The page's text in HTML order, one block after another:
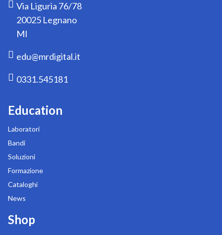
Via Liguria 76/78
20025 Legnano
MI
edu@mrdigital.it
0331.545181
Education
Laboratori
Bandi
Soluzioni
Formazione
Cataloghi
News
Shop